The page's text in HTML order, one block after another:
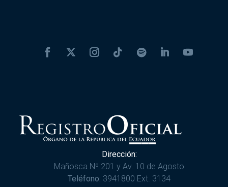
Dirección:
Mañosca Nº 201 y Av. 10 de Agosto
Teléfono: 3941800 Ext. 3134